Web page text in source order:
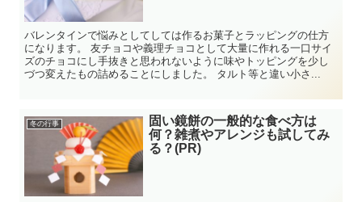
バレンタインで悩みとしてしては作るお菓子とラッピングの仕方
になります。 友チョコや義理チョコとして大量に作れる一口サイ
ズのチョコにし手抜きと思われないように味やトッピングを少し
づつ変えたもの詰めることにしました。 タルト等と違い小さ...
冬の行事
固い鏡餅の一般的な食べ方は
何？雑煮やアレンジも試してみ
る？(PR)